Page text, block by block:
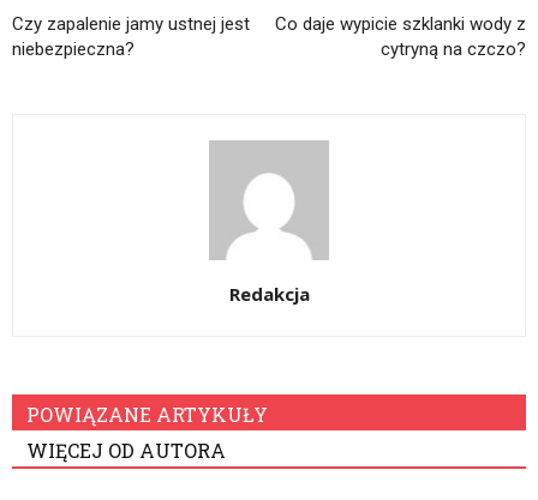
Czy zapalenie jamy ustnej jest
niebezpieczna?
Co daje wypicie szklanki wody z
cytryną na czczo?
Redakcja
POWIĄZANE ARTYKUŁY
WIĘCEJ OD AUTORA